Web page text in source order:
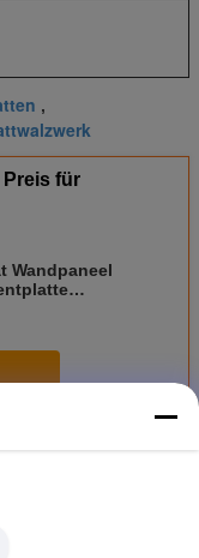
,
Preis für
Wandpaneel